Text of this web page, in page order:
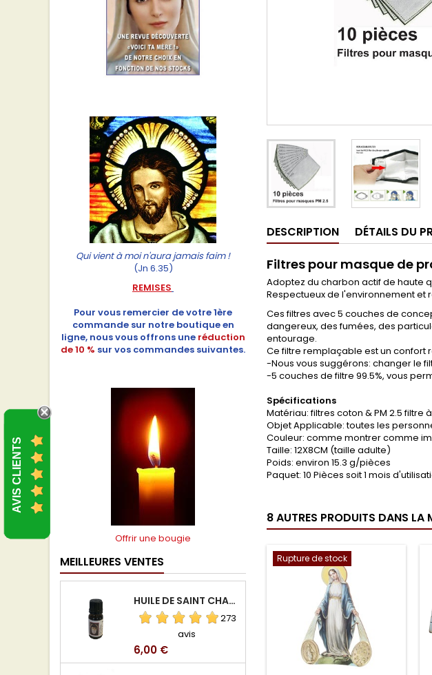
Qui vient à moi n'aura jamais faim !
(Jn 6.35)
REMISES
Pour vous remercier de votre 1ère
commande sur notre boutique en
ligne, nous vous offrons une réduction
de 10 % sur vos commandes suivantes.
Offrir une bougie
MEILLEURES VENTES
HUILE DE SAINT CHARBEL
273
avis
Prix
6,00 €
DESCRIPTION DÉTAILS DU
Filtres pour masque de
Adoptez du charbon actif de haute
Respectueux de l'environnement et
Ces filtres avec 5 couches de
dangereux, des fumées, des
entourage.
Ce filtre remplaçable est un confort
-Nous vous suggérons: changer le
-5 couches de filtre 99.5%, vous
Spécifications
Matériau: filtres coton & PM 2.5 filtre
Objet Applicable: toutes les
Couleur: comme montrer comme
Taille: 12X8CM (taille adulte)
Poids: environ 15.3 g/pièces
Paquet: 10 Pièces soit 1 mois
8 AUTRES PRODUITS DANS LA
Rupture de stock
AVIS CLIENTS